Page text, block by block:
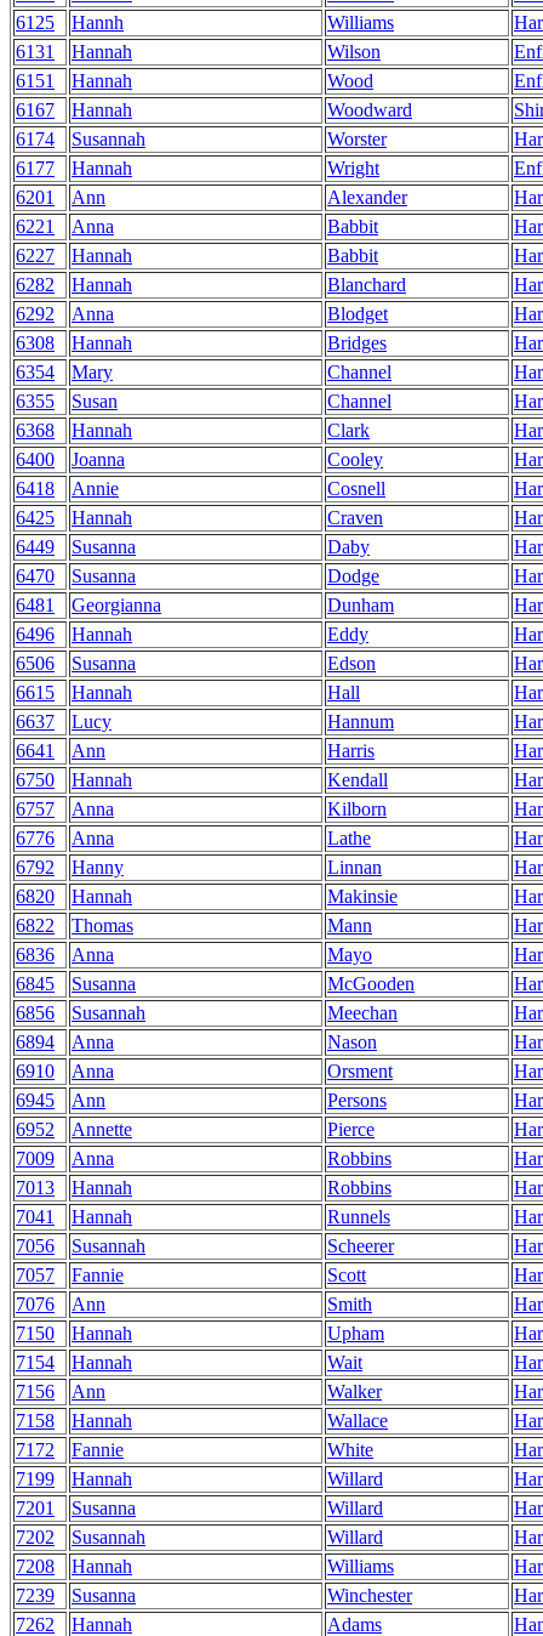
6125
Hannh Williams
6131
Hannah Wilson
6151
Hannah Wood
6167
Hannah Woodward
6174
Susannah Worster
6177
Hannah Wright
6201
Ann Alexander
6221
Anna Babbit
6227
Hannah Babbit
6282
Hannah Blanchard
6292
Anna Blodget
6308
Hannah Bridges
6354
Mary Channel
6355
Susan Channel
6368
Hannah Clark
6400
Joanna Cooley
6418
Annie Cosnell
6425
Hannah Craven
6449
Susanna Daby
6470
Susanna Dodge
6481
Georgianna Dunham
6496
Hannah Eddy
6506
Susanna Edson
6615
Hannah Hall
6637
Lucy Hannum
6641
Ann Harris
6750
Hannah Kendall
6757
Anna Kilborn
6776
Anna Lathe
6792
Hanny Linnan
6820
Hannah Makinsie
6822
Thomas Mann
6836
Anna Mayo
6845
Susanna McGooden
6856
Susannah Meechan
6894
Anna Nason
6910
Anna Orsment
6945
Ann Persons
6952
Annette Pierce
7009
Anna Robbins
7013
Hannah Robbins
7041
Hannah Runnels
7056
Susannah Scheerer
7057
Fannie Scott
7076
Ann Smith
7150
Hannah Upham
7154
Hannah Wait
7156
Ann Walker
7158
Hannah Wallace
7172
Fannie White
7199
Hannah Willard
7201
Susanna Willard
7202
Susannah Willard
7208
Hannah Williams
7239
Susanna Winchester
7262
Hannah Adams